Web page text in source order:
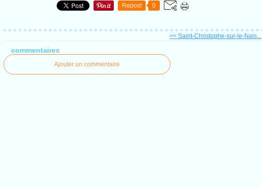
Repost 0
<< Saint-Christophe-sur-le-Nais...
commentaires
Ajouter un commentaire